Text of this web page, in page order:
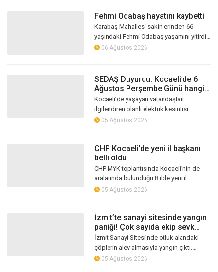
Fehmi Odabaş hayatını kaybetti
Karabaş Mahallesi sakinlerinden 66
yaşındaki Fehmi Odabaş yaşamını yitirdi.
Merhum Süleyman Odabaş’ın oğlu olan
06 Ağustos 2026
SEDAŞ Duyurdu: Kocaeli’de 6
Ağustos Perşembe Günü hangi
ilçelerde elektrik kesintisi
yaşanacak?
Kocaeli’de yaşayan vatandaşları
ilgilendiren planlı elektrik kesintisi
programı SEDAŞ tarafından duyuruldu.
05 Ağustos 2026
CHP Kocaeli’de yeni il başkanı
belli oldu
CHP MYK toplantısında Kocaeli’nin de
aralarında bulunduğu 8 ilde yeni il
başkanları belirlendi. Erdem Arcan’ın
05 Ağustos 2026
İzmit’te sanayi sitesinde yangın
paniği! Çok sayıda ekip sevk
edildi
İzmit Sanayi Sitesi’nde otluk alandaki
çöplerin alev almasıyla yangın çıktı.
Rüzgarın etkisiyle büyüyen alevlere itfaiye
05 Ağustos 2026